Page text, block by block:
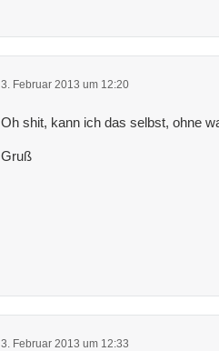
3. Februar 2013 um 12:20
Oh shit, kann ich das selbst, ohne
Gruß
3. Februar 2013 um 12:33